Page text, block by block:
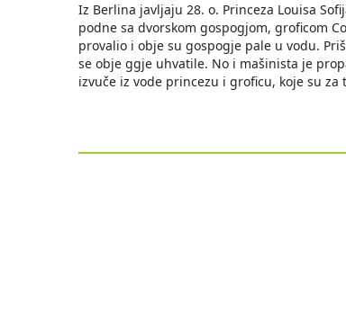
Iz Berlina javljaju 28. o. Princeza Louisa
podne sa dvorskom gospogjom, groficom
provalio i obje su gospogje pale u vodu.
se obje ggje uhvatile. No i mašinista je
izvuče iz vode princezu i groficu, koje su